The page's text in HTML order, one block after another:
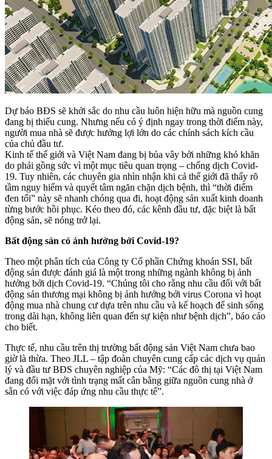
Dự báo BĐS sẽ khởi sắc do nhu cầu luôn hiện hữu mà nguồn cung
đang bị thiếu cung. Nhưng nếu có ý định ngay trong thời điểm này,
người mua nhà sẽ được hưởng lợi lớn do các chính sách kích cầu
của chủ đầu tư.
Kinh tế thế giới và Việt Nam đang bị bủa vây bởi những khó khăn
do phải gồng sức vì một mục tiêu quan trọng – chống dịch Covid-
19. Tuy nhiên, các chuyên gia nhìn nhận khi cả thế giới đã thấy rõ
tầm nguy hiểm và quyết tâm ngăn chặn dịch bệnh, thì “thời điểm
đen tối” này sẽ nhanh chóng qua đi, hoạt động sản xuất kinh doanh
từng bước hồi phục. Kéo theo đó, các kênh đầu tư, đặc biệt là bất
động sản, sẽ nóng trở lại.
Bất động sản có ảnh hưởng bởi Covid-19?
Theo một phân tích của Công ty Cổ phần Chứng khoán SSI, bất
động sản được đánh giá là một trong những ngành không bị ảnh
hưởng bởi dịch Covid-19. “Chúng tôi cho rằng nhu cầu đối với bất
động sản thương mại không bị ảnh hưởng bởi virus Corona vì hoạt
động mua nhà chung cư dựa trên nhu cầu và kế hoạch để sinh sống
trong dài hạn, không liên quan đến sự kiện như bệnh dịch”, báo cáo
cho biết.
Thực tế, nhu cầu trên thị trường bất động sản Việt Nam chưa bao
giờ là thừa. Theo JLL – tập đoàn chuyên cung cấp các dịch vụ quản
lý và đầu tư BĐS chuyên nghiệp của Mỹ: “Các đô thị tại Việt Nam
đang đối mặt với tình trạng mất cân bằng giữa nguồn cung nhà ở
sẵn có với việc đáp ứng nhu cầu thực tế”.